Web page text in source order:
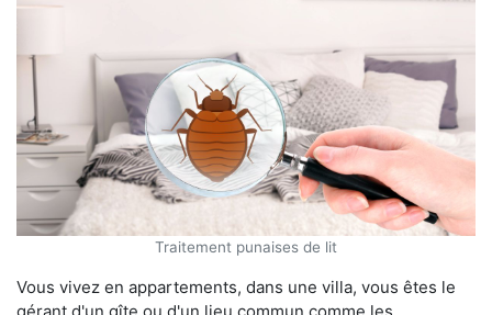
Traitement punaises de lit
Vous vivez en appartements, dans une villa, vous êtes le
gérant d'un gîte ou d'un lieu commun comme les